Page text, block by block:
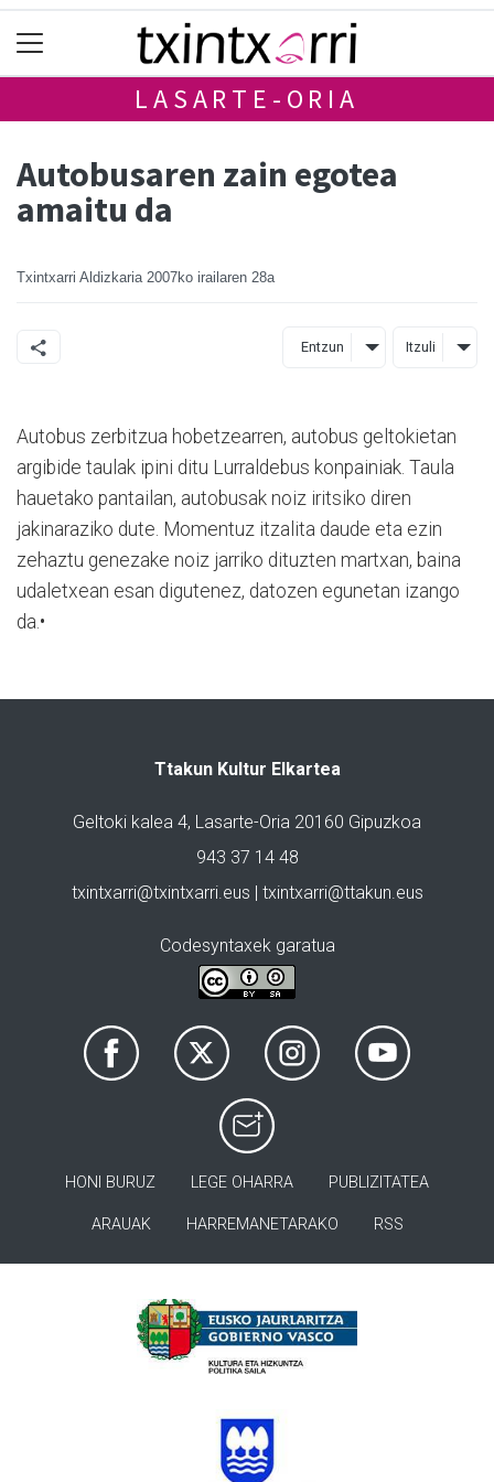
LASARTE-ORIA
Autobusaren zain egotea
amaitu da
Txintxarri Aldizkaria 2007ko irailaren 28a
Entzun Itzuli
Autobus zerbitzua hobetzearren, autobus geltokietan
argibide taulak ipini ditu Lurraldebus konpainiak. Taula
hauetako pantailan, autobusak noiz iritsiko diren
jakinaraziko dute. Momentuz itzalita daude eta ezin
zehaztu genezake noiz jarriko dituzten martxan, baina
udaletxean esan digutenez, datozen egunetan izango
da.•
Ttakun Kultur Elkartea
Geltoki kalea 4, Lasarte-Oria 20160 Gipuzkoa
943 37 14 48
txintxarri@txintxarri.eus | txintxarri@ttakun.eus
Codesyntaxek garatua
HONI BURUZ LEGE OHARRA PUBLIZITATEA
ARAUAK HARREMANETARAKO RSS